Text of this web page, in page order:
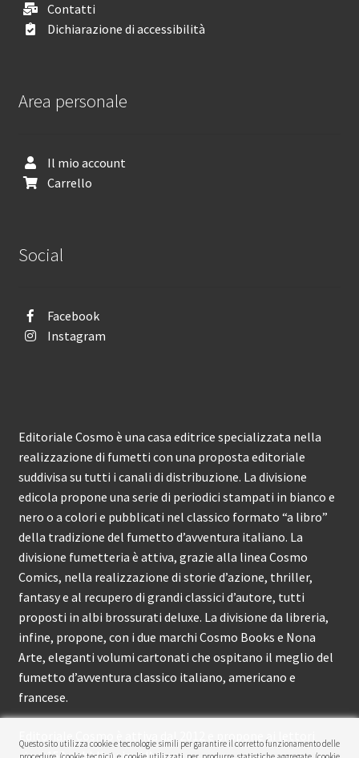
Contatti
Dichiarazione di accessibilità
Area personale
Il mio account
Carrello
Social
Facebook
Instagram
Editoriale Cosmo è una casa editrice specializzata nella
realizzazione di fumetti con una proposta editoriale
suddivisa su tutti i canali di distribuzione. La divisione
edicola propone una serie di periodici stampati in bianco e
nero o a colori e pubblicati nel classico formato “a libro”
della tradizione del fumetto d’avventura italiano. La
divisione fumetteria è attiva, grazie alla linea Cosmo
Comics, nella realizzazione di storie d’azione, thriller,
fantasy e al recupero di grandi classici d’autore, tutti
proposti in albi brossurati deluxe. La divisione da libreria,
infine, propone, con i due marchi Cosmo Books e Nona
Arte, eleganti volumi cartonati che ospitano il meglio del
fumetto d’avventura classico italiano, americano e
francese.
Questo sito utilizza cookie e tecnologie simili per garantire il corretto funzionamento delle